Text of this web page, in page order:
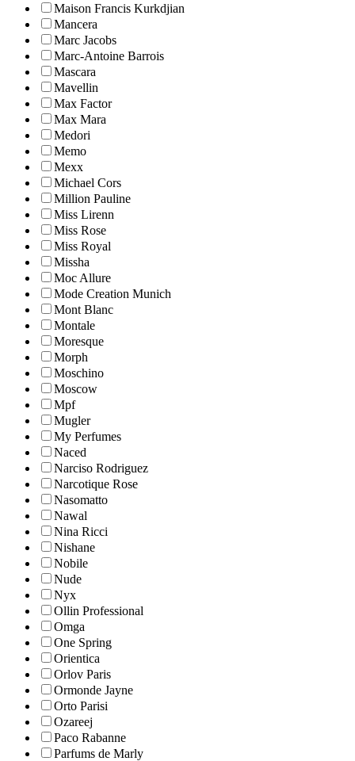
Maison Francis Kurkdjian
Mancera
Marc Jacobs
Marc-Antoine Barrois
Mascara
Mavellin
Max Factor
Max Mara
Medori
Memo
Mexx
Michael Cors
Million Pauline
Miss Lirenn
Miss Rose
Miss Royal
Missha
Moc Allure
Mode Creation Munich
Mont Blanc
Montale
Moresque
Morph
Moschino
Moscow
Mpf
Mugler
My Perfumes
Naced
Narciso Rodriguez
Narcotique Rose
Nasomatto
Nawal
Nina Ricci
Nishane
Nobile
Nude
Nyx
Ollin Professional
Omga
One Spring
Orientica
Orlov Paris
Ormonde Jayne
Orto Parisi
Ozareej
Paco Rabanne
Parfums de Marly